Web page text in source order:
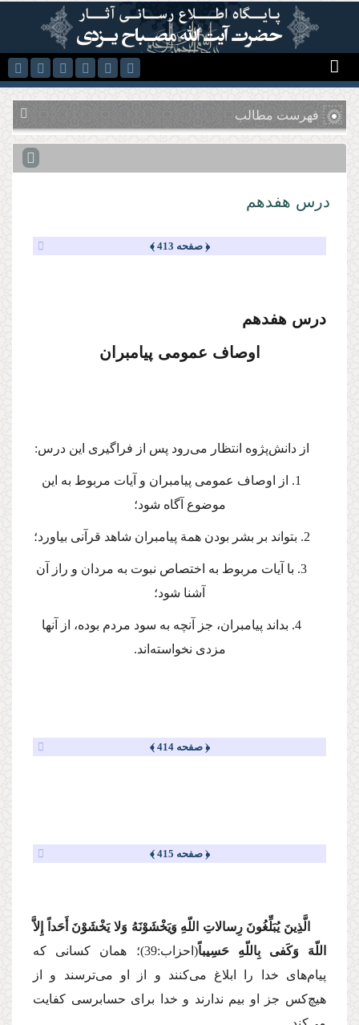
رفتن به محتوای اصلی
فهرست مطالب
درس هفدهم
﴿ صفحه 413 ﴾
درس هفدهم
اوصاف عمومی پیامبران
از دانش‌پژوه انتظار می‌رود پس از فراگیری این درس:
1. از اوصاف عمومی پیامبران و آیات مربوط به این
موضوع آگاه شود؛
2. بتواند بر بشر بودن همة پیامبران شاهد قرآنی بیاورد؛
3. با آیات مربوط به اختصاص نبوت به مردان و راز آن
آشنا شود؛
4. بداند پیامبران، جز آنچه به سود مردم بوده، از آنها
مزدی نخواسته‌اند.
﴿ صفحه 414 ﴾
﴿ صفحه 415 ﴾
الَّذِینَ یُبَلِّغُونَ رِسالاتِ اللّهِ وَیَخْشَوْنَهُ وَلا یَخْشَوْنَ أَحَداً إِلاَّ
اللّهَ وَكَفی بِاللّهِ حَسِیباً(احزاب:39)؛
همان كسانی كه
پیام‌های خدا را ابلاغ می‌كنند و از او می‌ترسند و از
هیچ‌كس جز او بیم ندارند و خدا برای حسابرسی كفایت